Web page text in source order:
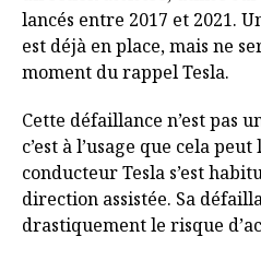
lancés entre 2017 et 2021.
est déjà en place, mais ne
moment du rappel Tesla.
Cette défaillance n’est pas
c’est à l’usage que cela
conducteur Tesla s’est
direction assistée. Sa
drastiquement le risque